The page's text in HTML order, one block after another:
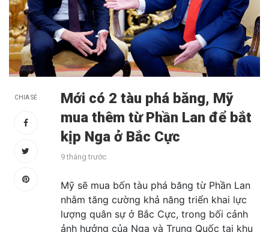
CHIA SẺ
Mới có 2 tàu phá băng, Mỹ
mua thêm từ Phần Lan để bắt
kịp Nga ở Bắc Cực
9 tháng trước